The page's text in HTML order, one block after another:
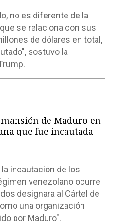
no es diferente de la
se relaciona con sus
de dólares en total,
sostuvo la
de Maduro en
que fue incautada
incautación de los
venezolano ocurre
designara al Cártel de
una organización
por Maduro".